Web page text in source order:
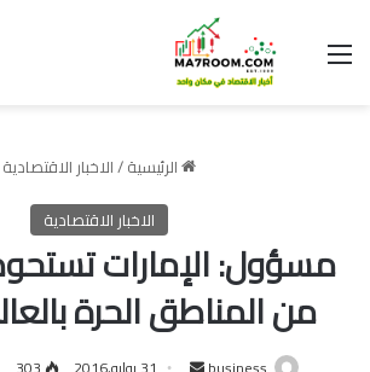
القائمة
الرئيسية/الاخبار الاقتصادية
الاخبار الاقتصادية
من المناطق الحرة